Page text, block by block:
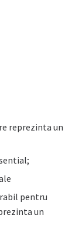
reprezinta un
pentru
un